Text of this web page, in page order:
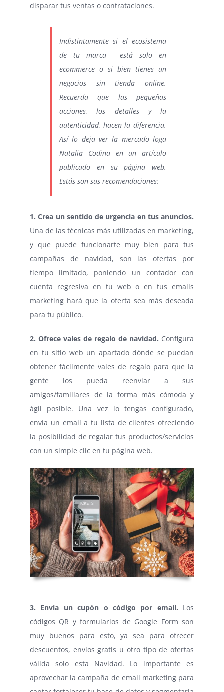
disparar tus ventas o contrataciones.
Indistintamente si el ecosistema
de tu marca está solo en
ecommerce o si bien tienes un
negocios sin tienda online.
Recuerda que las pequeñas
acciones, los detalles y la
autenticidad, hacen la diferencia.
Así lo deja ver la mercado loga
Natalia Codina en un artículo
publicado en su página web.
Estás son sus recomendaciones:
1. Crea un sentido de urgencia en tus anuncios.
Una de las técnicas más utilizadas en marketing,
y que puede funcionarte muy bien para tus
campañas de navidad, son las ofertas por
tiempo limitado, poniendo un contador con
cuenta regresiva en tu web o en tus emails
marketing hará que la oferta sea más deseada
para tu público.
2. Ofrece vales de regalo de navidad. Configura
en tu sitio web un apartado dónde se puedan
obtener fácilmente vales de regalo para que la
gente los pueda reenviar a sus
amigos/familiares de la forma más cómoda y
ágil posible. Una vez lo tengas configurado,
envía un email a tu lista de clientes ofreciendo
la posibilidad de regalar tus productos/servicios
con un simple clic en tu página web.
3. Envía un cupón o código por email. Los
códigos QR y formularios de Google Form son
muy buenos para esto, ya sea para ofrecer
descuentos, envíos gratis u otro tipo de ofertas
válida solo esta Navidad. Lo importante es
aprovechar la campaña de email marketing para